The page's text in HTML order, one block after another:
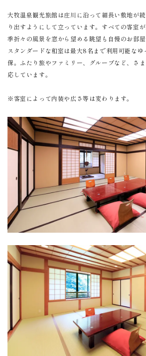
大牧温泉観光旅館は庄川に沿って細長い敷地が
り出すようにして立っています。すべての客室
季折々の風景を窓から望める眺望も自慢のお部屋
スタンダードな和室は最大8名まで利用可能なゆ
保。ふたり旅やファミリー、グループなど、さ
応しています。
※客室によって内装や広さ等は変わります。